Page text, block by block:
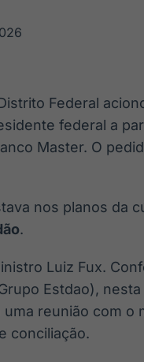
de
IA
Em breve
Federal
federal a
Master. O
nos planos da
.
Luiz Fux.
Estdao),
uma reunião com
conciliação.